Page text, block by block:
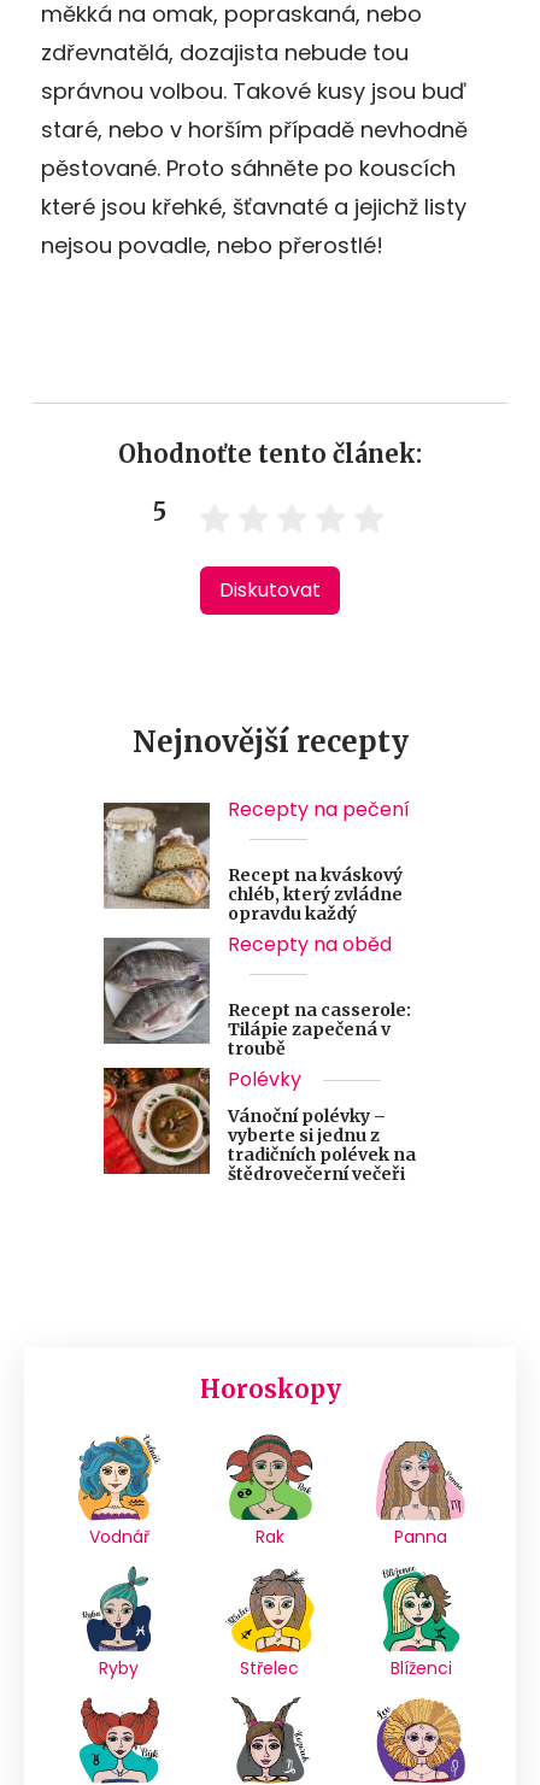
měkká na omak, popraskaná, nebo
zdřevnatělá, dozajista nebude tou
správnou volbou. Takové kusy jsou buď
staré, nebo v horším případě nevhodně
pěstované. Proto sáhněte po kouscích
které jsou křehké, šťavnaté a jejichž listy
nejsou povadle, nebo přerostlé!
Ohodnoťte tento článek:
5
Diskutovat
Nejnovější recepty
Recepty na pečení
Recept na kváskový
chléb, který zvládne
opravdu každý
Recepty na oběd
Recept na casserole:
Tilápie zapečená v
troubě
Polévky
Vánoční polévky –
vyberte si jednu z
tradičních polévek na
štědrovečerní večeři
Horoskopy
Vodnář Rak Panna
Ryby Střelec Blíženci